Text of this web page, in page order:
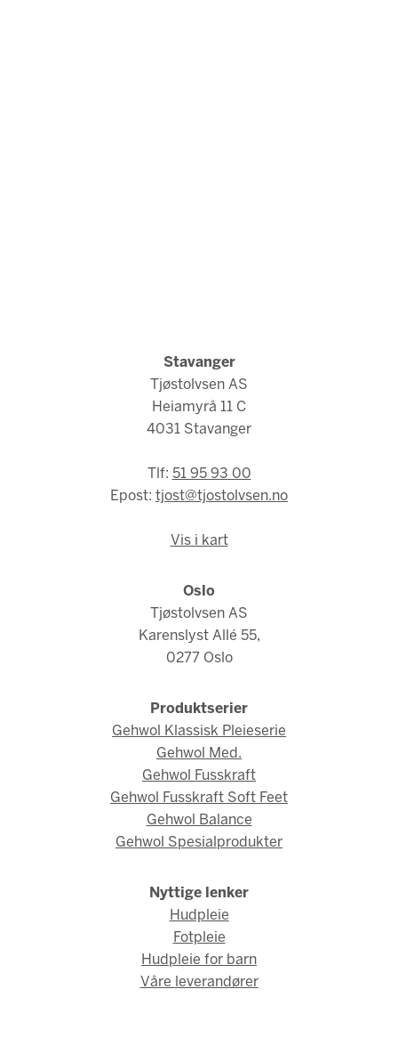
Stavanger
Tjøstolvsen AS
Heiamyrå 11 C
4031 Stavanger
Tlf: 51 95 93 00
Epost: tjost@tjostolvsen.no
Vis i kart
Oslo
Tjøstolvsen AS
Karenslyst Allé 55,
0277 Oslo
Produktserier
Gehwol Klassisk Pleieserie
Gehwol Med.
Gehwol Fusskraft
Gehwol Fusskraft Soft Feet
Gehwol Balance
Gehwol Spesialprodukter
Nyttige lenker
Hudpleie
Fotpleie
Hudpleie for barn
Våre leverandører